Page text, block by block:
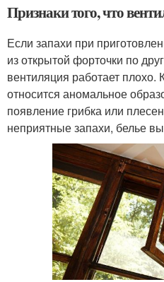
Признаки того, что
Если запахи при
из открытой форточки по
вентиляция работает плохо.
относится аномальное
появление грибка или
неприятные запахи, белье